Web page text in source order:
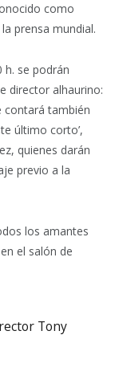
como
prensa mundial.
h. se podrán
director alhaurino:
contará también
último corto’,
quienes darán
previo a la
los amantes
el salón de
Tony